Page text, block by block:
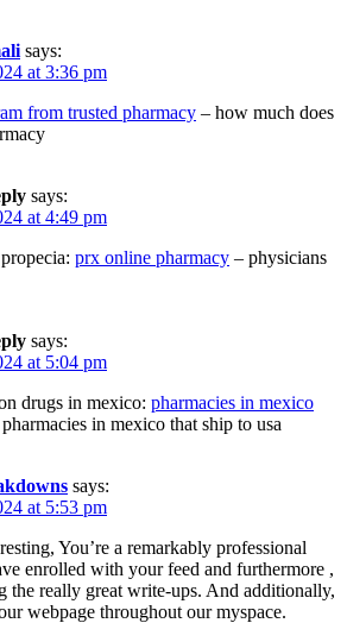
says:
at 3:36 pm
from trusted pharmacy – how much does
says:
at 4:49 pm
prx online pharmacy – physicians
says:
at 5:04 pm
drugs in mexico: pharmacies in mexico
in mexico that ship to usa
says:
at 5:53 pm
You’re a remarkably professional
enrolled with your feed and furthermore ,
the really great write-ups. And additionally,
webpage throughout our myspace.